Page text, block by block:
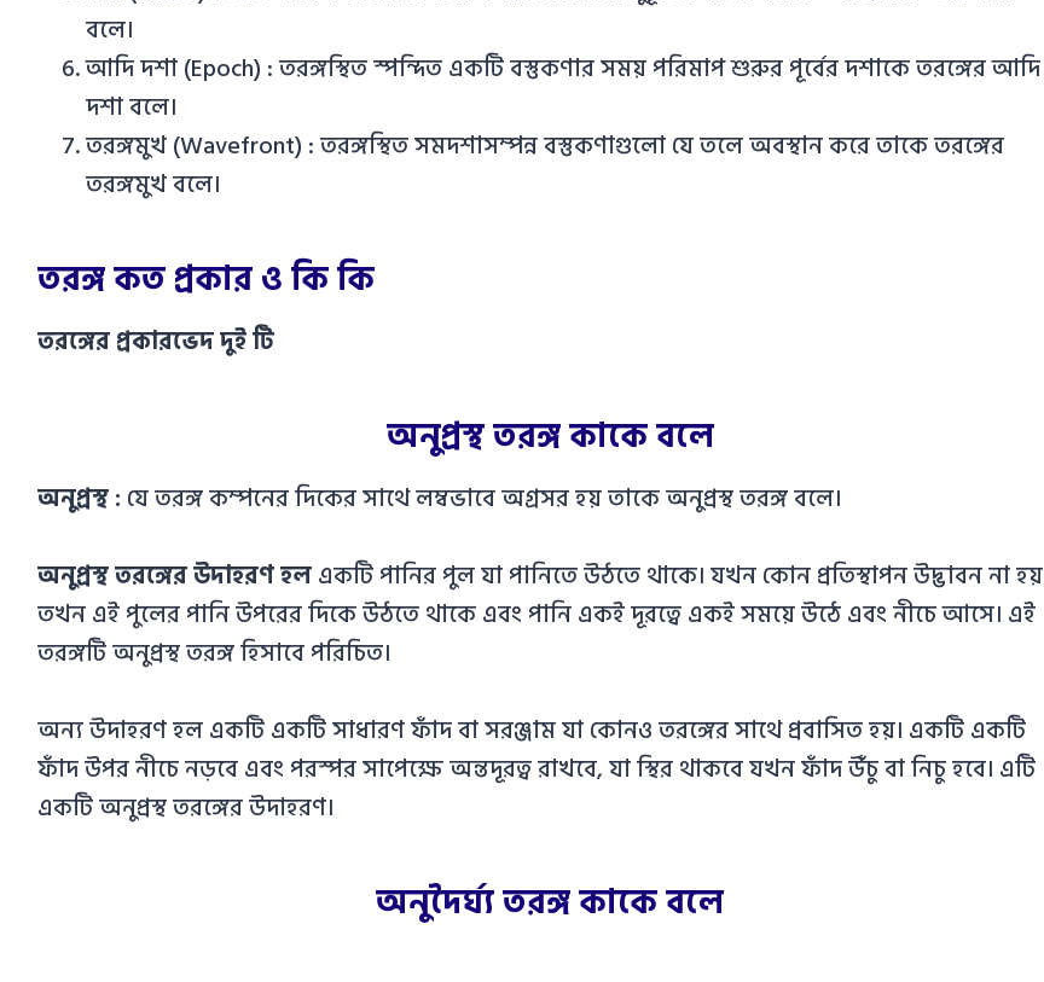
বলে।
আদি দশা (Epoch) : তরঙ্গস্থিত স্পন্দিত একটি বস্তুকণার সময় পরিমাপ শুরুর পূর্বের দশাকে তরঙ্গের আদি
দশা বলে।
তরঙ্গমুখ (Wavefront) : তরঙ্গস্থিত সমদশাসম্পন্ন বস্তুকণাগুলো যে তলে অবস্থান করে তাকে তরঙ্গের
তরঙ্গমুখ বলে।
তরঙ্গ কত প্রকার ও কি কি
তরঙ্গের প্রকারভেদ দুই টি
অনুপ্রস্থ তরঙ্গ কাকে বলে
অনুপ্রস্থ : যে তরঙ্গ কম্পনের দিকের সাথে লম্বভাবে অগ্রসর হয় তাকে অনুপ্রস্থ তরঙ্গ বলে।
অনুপ্রস্থ তরঙ্গের উদাহরণ হলএকটি পানির পুল যা পানিতে উঠতে থাকে। যখন কোন প্রতিস্থাপন উদ্ভাবন না হয়
তখন এই পুলের পানি উপরের দিকে উঠতে থাকে এবং পানি একই দূরত্বে একই সময়ে উঠে এবং নীচে আসে। এই
তরঙ্গটি অনুপ্রস্থ তরঙ্গ হিসাবে পরিচিত।
অন্য উদাহরণ হল একটি একটি সাধারণ ফাঁদ বা সরঞ্জাম যা কোনও তরঙ্গের সাথে প্রবাসিত হয়। একটি একটি
ফাঁদ উপর নীচে নড়বে এবং পরস্পর সাপেক্ষে অন্তদূরত্ব রাখবে, যা স্থির থাকবে যখন ফাঁদ উঁচু বা নিচু হবে। এটি
একটি অনুপ্রস্থ তরঙ্গের উদাহরণ।
অনুদৈর্ঘ্য তরঙ্গ কাকে বলে